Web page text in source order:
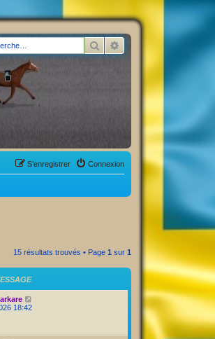
Rechercher
Connexion
S’enregistrer
15 résultats trouvés • Page 1 sur 1
18:42